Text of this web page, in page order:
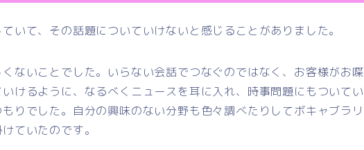
いて、その話題についていけないと感じることがありました。
ないことでした。いらない会話でつなぐのではなく、お客様がお喋
けるように、なるべくニュースを耳に入れ、時事問題にもついてい
りでした。自分の興味のない分野も色々調べたりしてボキャブラリ
ていたのです。